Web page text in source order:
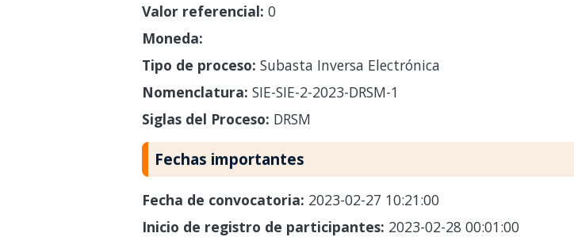
Valor referencial: 0
Moneda:
Tipo de proceso: Subasta Inversa Electrónica
Nomenclatura: SIE-SIE-2-2023-DRSM-1
Siglas del Proceso: DRSM
Fechas importantes
Fecha de convocatoria: 2023-02-27 10:21:00
Inicio de registro de participantes: 2023-02-28 00:01:00